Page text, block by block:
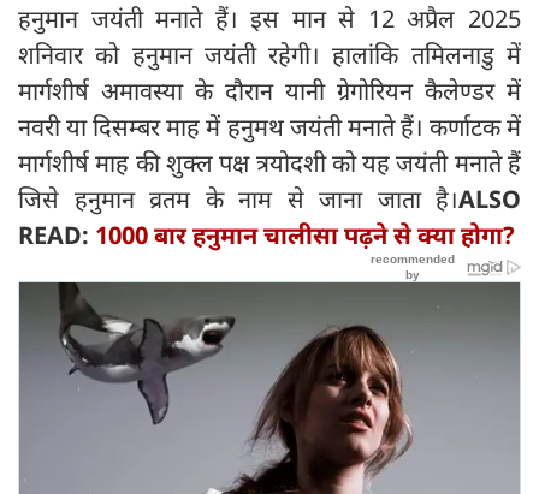
हनुमान जयंती मनाते हैं। इस मान से 12 अप्रैल 2025
शनिवार को हनुमान जयंती रहेगी। हालांकि तमिलनाडु में
मार्गशीर्ष अमावस्या के दौरान यानी ग्रेगोरियन कैलेण्डर में
नवरी या दिसम्बर माह में हनुमथ जयंती मनाते हैं। कर्णाटक में
मार्गशीर्ष माह की शुक्ल पक्ष त्रयोदशी को यह जयंती मनाते हैं
जिसे हनुमान व्रतम के नाम से जाना जाता है।ALSO
READ: 1000 बार हनुमान चालीसा पढ़ने से क्या होगा?